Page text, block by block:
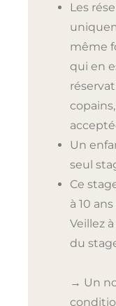
Les
même
qui en
Un
seul
Ce
à 10
Veillez
du
→ Un